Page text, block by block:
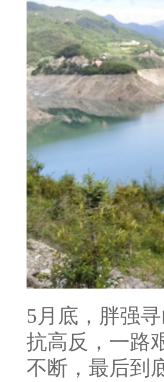
5月底， 胖强
抗高反，一路
不断，最后到